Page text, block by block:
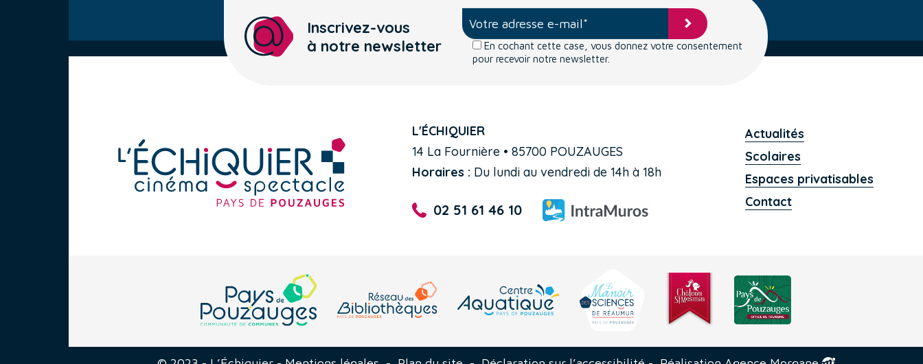
Inscrivez-vous
à notre newsletter
En cochant cette case, vous donnez votre consentement
pour recevoir notre newsletter.
L'ÉCHIQUIER
14 La Fournière • 85700 POUZAUGES
Horaires : Du lundi au vendredi de 14h à 18h
02 51 61 46 10
Actualités
Scolaires
Espaces privatisables
Contact